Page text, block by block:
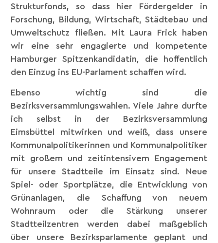
Strukturfonds, so dass hier Fördergelder in
Forschung, Bildung, Wirtschaft, Städtebau und
Umweltschutz fließen. Mit Laura Frick haben
wir eine sehr engagierte und kompetente
Hamburger Spitzenkandidatin, die hoffentlich
den Einzug ins EU-Parlament schaffen wird.
Ebenso wichtig sind die
Bezirksversammlungswahlen. Viele Jahre durfte
ich selbst in der Bezirksversammlung
Eimsbüttel mitwirken und weiß, dass unsere
Kommunalpolitikerinnen und Kommunalpolitiker
mit großem und zeitintensivem Engagement
für unsere Stadtteile im Einsatz sind. Neue
Spiel- oder Sportplätze, die Entwicklung von
Grünanlagen, die Schaffung von neuem
Wohnraum oder die Stärkung unserer
Stadtteilzentren werden dabei maßgeblich
über unsere Bezirksparlamente geplant und